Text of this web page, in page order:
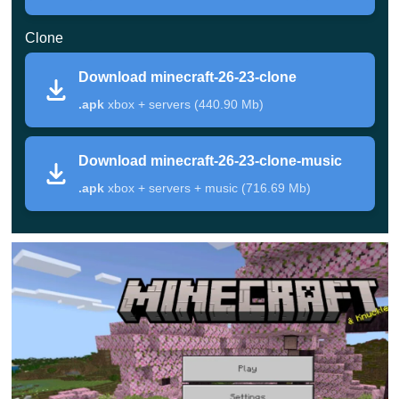
сообщали игроки после прошлого обновления.
Рендеринг экрана
Чёрные квадраты при включённом Vibrant
Visuals больше не появляютсяна затронутых
Детали сборки
Параметр Значение
Версия игры 26.23.1
Clone
Download minecraft-26-23-clone
.apkxbox + servers (440.90 Mb)
Download minecraft-26-23-clone-music
.apkxbox + servers + music (716.69 Mb)